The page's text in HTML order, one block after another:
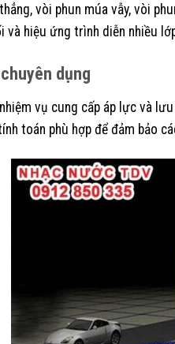
vòi phun múa vẫy, vòi
và hiệu ứng trình diễn nhiều
dụng
vụ cung cấp áp lực và
toán phù hợp để đảm bảo